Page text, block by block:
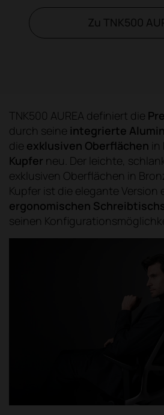
Zu TNK500
TNK500 AUREA definiert die
durch seine integrierte
die exklusiven Oberflächen in
Kupfer neu. Der leichte,
exklusiven Oberflächen in
Kupfer ist die elegante Version
ergonomischen
seinen